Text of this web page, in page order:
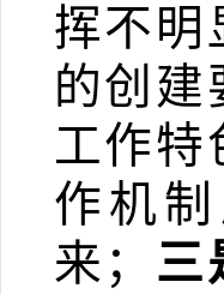
挥不明
的创建
工作特
作机
来 ； 三